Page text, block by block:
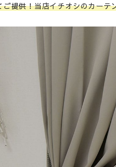
提供！当店イチオシのカーテ